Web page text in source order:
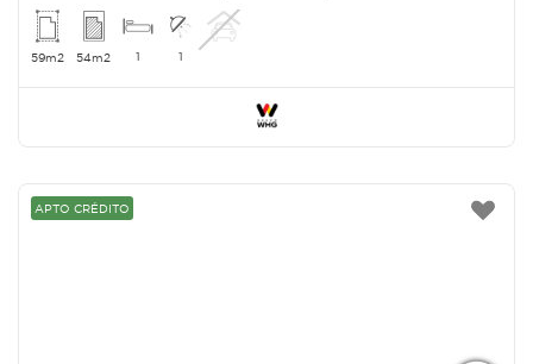
59m2 54m2 1 1
APTO CRÉDITO